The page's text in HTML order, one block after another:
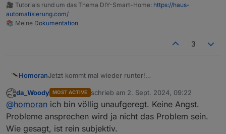
🎥 Tutorials rund um das Thema DIY-Smart-Home: https://haus-
automatisierung.com/
📚 Meine Dokumentation
3
HomoranJetzt kommt mal wieder runter!
@da_woodysagte in Problem mit Rules JS:
Rules ist nicht ein Lieblings Projekt.
Offline
da_Woody MOST ACTIVE schrieb am 2. Sept. 2024, 09:22
zuletzt editiert von
@homoran ich bin völlig unaufgeregt. Keine Angst.
Probleme ansprechen wird ja nicht das Problem sein.
Wie gesagt, ist rein subjektiv.